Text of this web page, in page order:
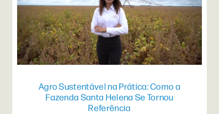
Agro Sustentável na Prática: Como a
Fazenda Santa Helena Se Tornou
Referência